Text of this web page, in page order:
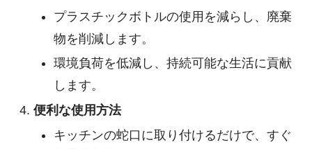
プラスチックボトルの使用を減らし、廃棄
物を削減します。
環境負荷を低減し、持続可能な生活に貢献
します。
便利な使用方法
キッチンの蛇口に取り付けるだけで、すぐ